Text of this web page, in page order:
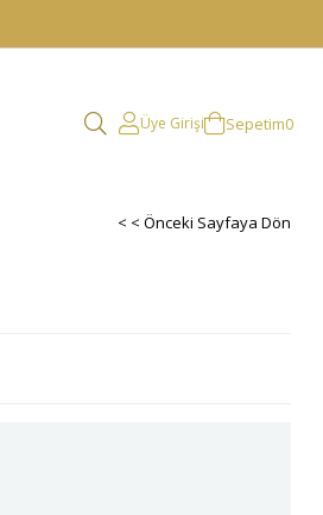
Üye Girişi Sepetim0
< < Önceki Sayfaya Dön